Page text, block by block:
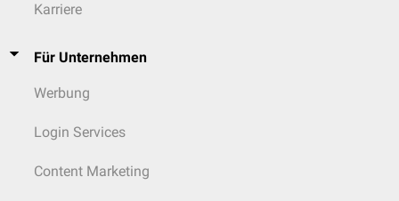
Karriere
Für Unternehmen
Werbung
Login Services
Content Marketing